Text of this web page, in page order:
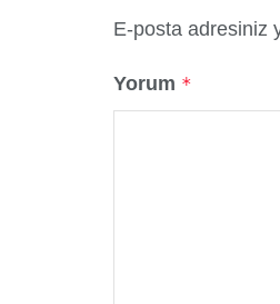
E-posta adresiniz
Yorum *